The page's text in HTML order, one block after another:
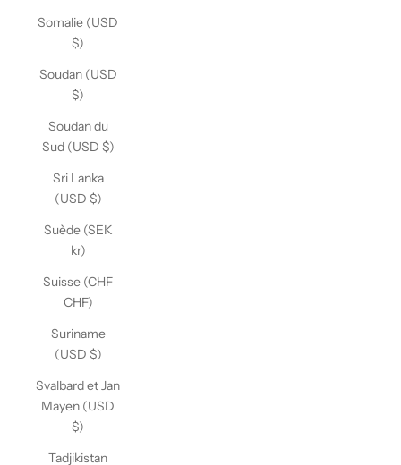
Somalie (USD
$)
Soudan (USD
$)
Soudan du
Sud (USD $)
Sri Lanka
(USD $)
Suède (SEK
kr)
Suisse (CHF
CHF)
Suriname
(USD $)
Svalbard et Jan
Mayen (USD
$)
Tadjikistan